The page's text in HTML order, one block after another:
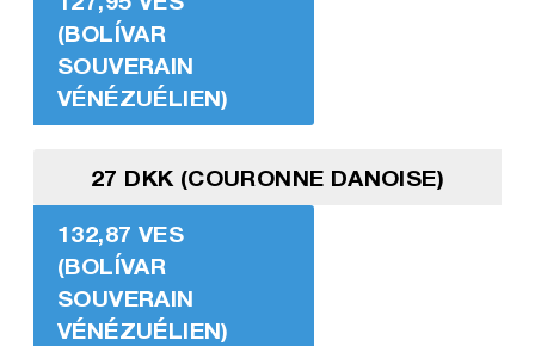
(BOLÍVAR
SOUVERAIN
VÉNÉZUÉLIEN)
27 DKK (COURONNE DANOISE)
132,87 VES
(BOLÍVAR
SOUVERAIN
VÉNÉZUÉLIEN)